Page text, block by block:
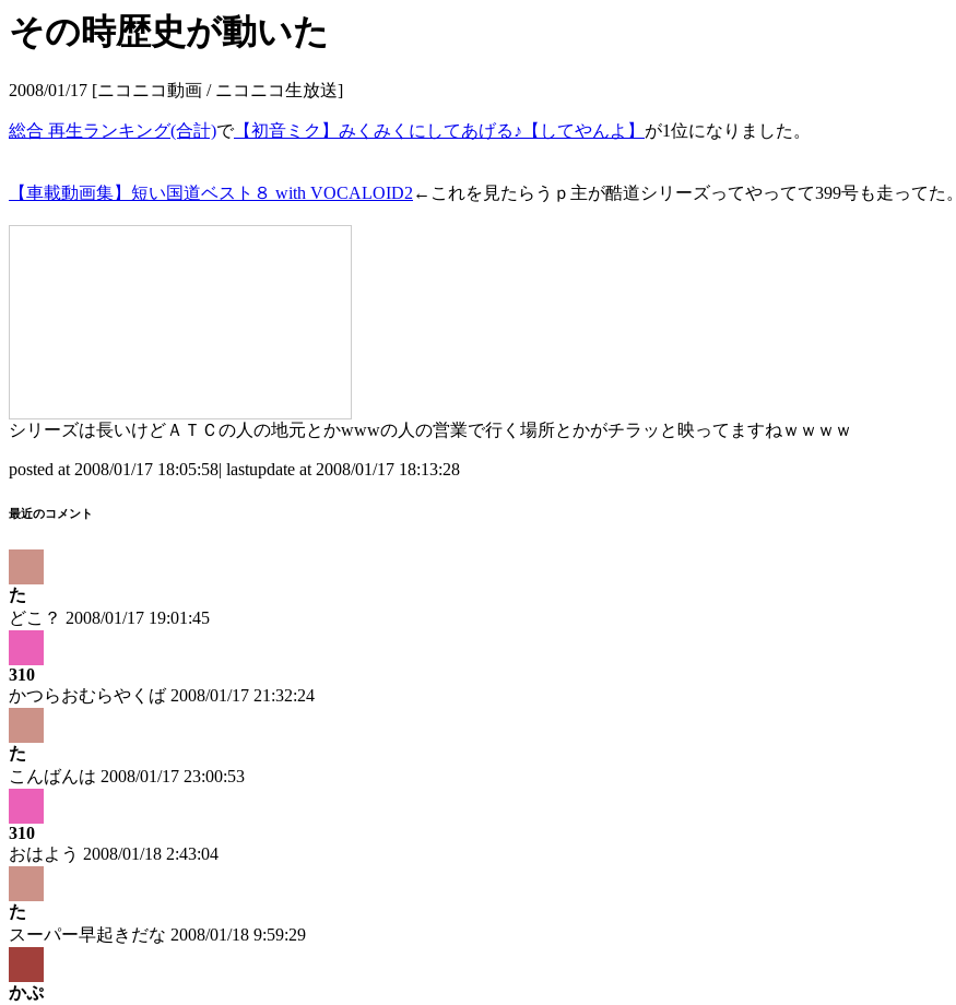
その時歴史が動いた
2008/01/17 [ニコニコ動画 / ニコニコ生放送]
総合 再生ランキング(合計)で【初音ミク】みくみくにしてあげる♪【してやんよ】 が1位になりました。
【車載動画集】短い国道ベスト８ with VOCALOID2←これを見たらうｐ主が酷道シリーズってやってて399号も走ってた。
シリーズは長いけどＡＴＣの人の地元とかwwwの人の営業で行く場所とかがチラッと映ってますねｗｗｗｗ
posted at 2008/01/17 18:05:58| lastupdate at 2008/01/17 18:13:28
最近のコメント
た
どこ？ 2008/01/17 19:01:45
310
かつらおむらやくば 2008/01/17 21:32:24
た
こんばんは 2008/01/17 23:00:53
310
おはよう 2008/01/18 2:43:04
た
スーパー早起きだな 2008/01/18 9:59:29
かぷ